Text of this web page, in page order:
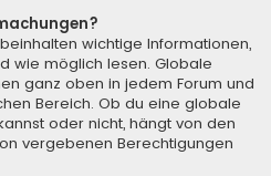
wichtige Informationen,
wie möglich lesen. Globale
ganz oben in jedem Forum und
Bereich. Ob du eine globale
oder nicht, hängt von den
vergebenen Berechtigungen